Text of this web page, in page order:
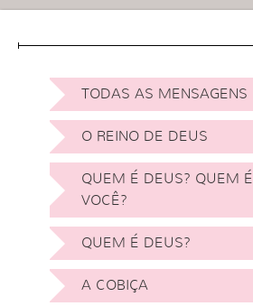
TODAS AS MENSAGENS
O REINO DE DEUS
QUEM É DEUS? QUEM É
VOCÊ?
QUEM É DEUS?
A COBIÇA